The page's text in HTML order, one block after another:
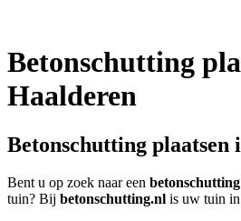
Betonschutting
Haalderen
Betonschutting plaatsen
Bent u op zoek naar een
tuin? Bij betonschutting.nl is uw tuin in